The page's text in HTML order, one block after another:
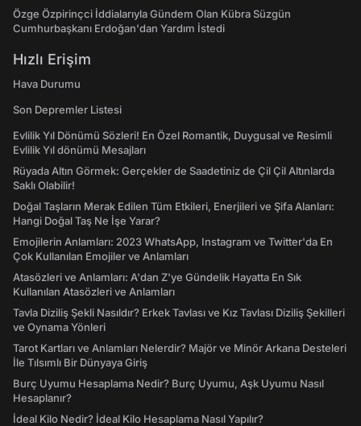
Özge Özpirinçci İddialarıyla Gündem Olan Kübra Süzgün
Cumhurbaşkanı Erdoğan'dan Yardım İstedi
Hızlı Erişim
Hava Durumu
Son Depremler Listesi
Evlilik Yıl Dönümü Sözleri! En Özel Romantik, Duygusal ve Resimli
Evlilik Yıl dönümü Mesajları
Rüyada Altın Görmek: Gerçekler de Saadetiniz de Çil Çil Altınlarda
Saklı Olabilir!
Doğal Taşların Merak Edilen Tüm Etkileri, Enerjileri ve Şifa Alanları:
Hangi Doğal Taş Ne İşe Yarar?
Emojilerin Anlamları: 2023 WhatsApp, Instagram ve Twitter'da En
Çok Kullanılan Emojiler ve Anlamları
Atasözleri ve Anlamları: A'dan Z'ye Gündelik Hayatta En Sık
Kullanılan Atasözleri ve Anlamları
Tavla Diziliş Şekli Nasıldır? Erkek Tavlası ve Kız Tavlası Diziliş Şekilleri
ve Oynama Yönleri
Tarot Kartları ve Anlamları Nelerdir? Majör ve Minör Arkana Desteleri
İle Tılsımlı Bir Dünyaya Giriş
Burç Uyumu Hesaplama Nedir? Burç Uyumu, Aşk Uyumu Nasıl
Hesaplanır?
İdeal Kilo Nedir? İdeal Kilo Hesaplama Nasıl Yapılır?